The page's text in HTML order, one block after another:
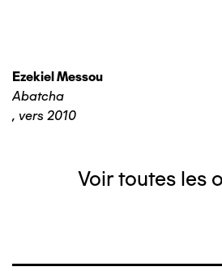
Ezekiel Messou
Abatcha
, vers 2010
Voir toutes les